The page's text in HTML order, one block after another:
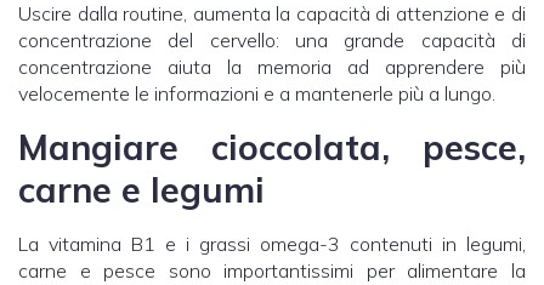
Uscire dalla routine, aumenta la capacità di attenzione e di
concentrazione del cervello: una grande capacità di
concentrazione aiuta la memoria ad apprendere più
velocemente le informazioni e a mantenerle più a lungo.
Mangiare cioccolata, pesce,
carne e legumi
La vitamina B1 e i grassi omega-3 contenuti in legumi,
carne e pesce sono importantissimi per alimentare la